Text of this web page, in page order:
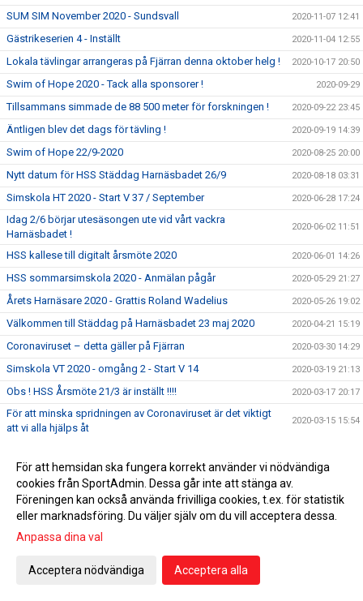
SUM SIM November 2020 - Sundsvall 2020-11-07 12:41
Gästrikeserien 4 - Inställt 2020-11-04 12:55
Lokala tävlingar arrangeras på Fjärran denna oktober helg ! 2020-10-17 20:50
Swim of Hope 2020 - Tack alla sponsorer ! 2020-09-29
Tillsammans simmade de 88 500 meter för forskningen ! 2020-09-22 23:45
Äntligen blev det dags för tävling ! 2020-09-19 14:39
Swim of Hope 22/9-2020 2020-08-25 20:00
Nytt datum för HSS Städdag Harnäsbadet 26/9 2020-08-18 03:31
Simskola HT 2020 - Start V 37 / September 2020-06-28 17:24
Idag 2/6 börjar utesäsongen ute vid vårt vackra
Harnäsbadet !
2020-06-02 11:51
HSS kallese till digitalt årsmöte 2020 2020-06-01 14:26
HSS sommarsimskola 2020 - Anmälan pågår 2020-05-29 21:27
Årets Harnäsare 2020 - Grattis Roland Wadelius 2020-05-26 19:02
Välkommen till Städdag på Harnäsbadet 23 maj 2020 2020-04-21 15:19
Coronaviruset – detta gäller på Fjärran 2020-03-30 14:29
Simskola VT 2020 - omgång 2 - Start V 14 2020-03-19 21:13
Obs ! HSS Årsmöte 21/3 är inställt !!!! 2020-03-17 20:17
För att minska spridningen av Coronaviruset är det viktigt
att vi alla hjälps åt
2020-03-15 15:54
Äntligen har vi fått upp våra sponsorskyltar på Fjärran 2020-03-08 22:59
Erbjudande om att gå funktionärsutbildning 21/3 2020-02-27 04:34
HSS årsmöte 21/3 men utprovning av profilkläder ! 2020-02-21 15:59
Simskola VT 2020 - omgång 2 - Start V 14
Tacka för er feedback i medlemsenkäten
Dubbla tävlingar 1:a helgen i februari 2020
För att hemsidan ska fungera korrekt använder vi nödvändiga
cookies från SportAdmin. Dessa går inte att stänga av.
Föreningen kan också använda frivilliga cookies, t.ex. för statistik
eller marknadsföring. Du väljer själv om du vill acceptera dessa.
Anpassa dina val
Acceptera nödvändiga Acceptera alla